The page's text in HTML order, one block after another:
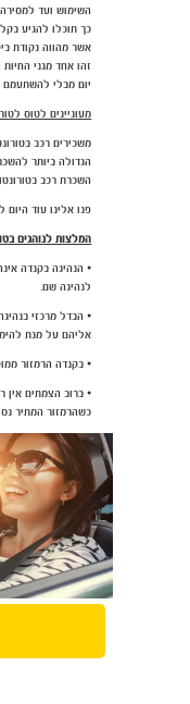
השימוש ועד
כך תוכלו להגיע
אשר מהווה נקודת
זהו אחד מגני
יום מבלי להשתעמם
מעוניינים לטוס
משכירים רכב
הגדולה ביותר
השכרת רכב
פנו אלינו עוד
המלצות לנוהגים
• הנהיגה בקנדה
לנהיגה שם.
• הבדל מרכזי
אליהם על מנת
• בקנדה הרמזור
• ברוב הצמתים אין
כשהרמזור המתיר